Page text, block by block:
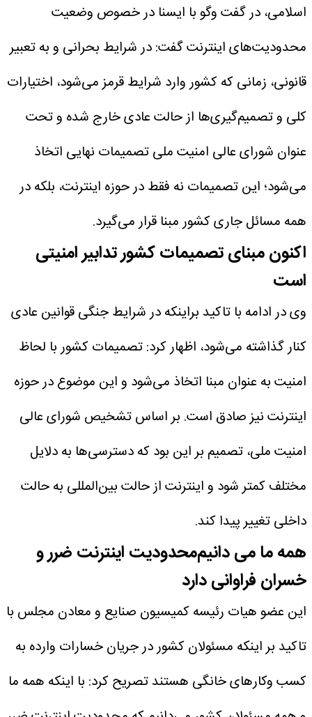
اسلامی، در گفت وگو با ایسنا در خصوص وضعیت
محدودیت‌های اینترنت گفت: در شرایط بحرانی و به تعبیر
قانونی، زمانی که کشور وارد شرایط قرمز می‌شود، اختیارات
کلی و تصمیم‌گیری‌ها از حالت عادی خارج شده و تحت
عنوان شورای عالی امنیت ملی تصمیمات نهایی اتخاذ
می‌شود؛ این تصمیمات نه فقط در حوزه اینترنت، بلکه در
همه مسائل جاری کشور مبنا قرار می‌گیرد.
اکنون مبنای تصمیمات کشور تدابیر امنیتی
است
وی در ادامه با تاکید براینکه در شرایط جنگی قوانین عادی
کنار گذاشته می‌شود، اظهار کرد: تصمیمات کشور با لحاظ
امنیت به عنوان مبنا اتخاذ می‌شود و این موضوع در حوزه
اینترنت نیز صادق است. بر اساس تشخیص شورای عالی
امنیت ملی، تصمیم بر این بود که دسترسی‌ها به دلایل
مختلف کمتر شود و اینترنت از حالت بین‌المللی به حالت
داخلی تغییر پیدا کند.
همه ما می دانیم‌محدودیت اینترنت ضرر و
خسران فراوانی دارد
این عضو هیات رئیسه کمیسیون صنایع و معادن مجلس با
تاکید بر اینکه مسئولان کشور در جریان خسارات وارده به
کسب وکارهای خانگی هستند تصریح کرد: با اینکه همه ما